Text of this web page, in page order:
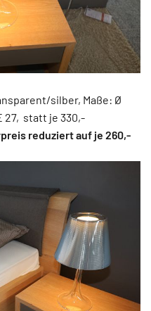
silber, Maße: Ø
27, statt je 330,-
reduziert auf je 260,-